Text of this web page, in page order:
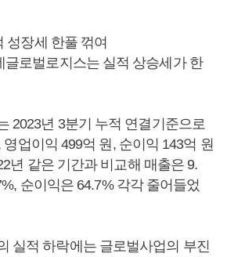
성장세 한풀 꺾여
글로벌로지스는 실적 상승세가 한
2023년 3분기 누적 연결기준으로
업이익 499억 원, 순이익 143억 원
년 같은 기간과 비교해 매출은 9.
순이익은 64.7% 각각 줄어들었
실적 하락에는 글로벌사업의 부진